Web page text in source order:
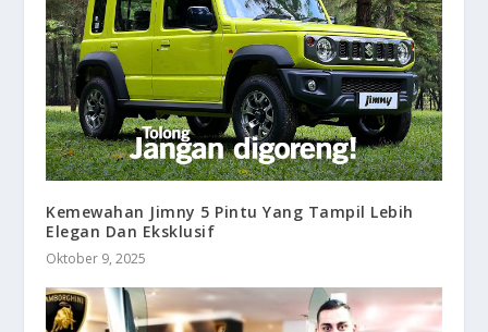
Kemewahan Jimny 5 Pintu Yang Tampil Lebih
Elegan Dan Eksklusif
Oktober 9, 2025